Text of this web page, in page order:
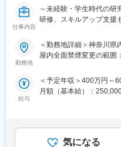
ています。
リアや現職に関する相談
当社では入社後も技術
あたって、アカデミー制
いただくなどのサポート
学んだ内容や取得した資
り、技術者としての価値
れます。
仕事内容
～未経験・学生時代の研
研修、スキルアップ支援
■業務内容：
各種化学メーカーの開発
・プラスチック添加剤の
・工業薬品の混合・造粒
※ご経験スキルに応じて
勤務地
＜勤務地詳細＞神奈川県
屋内全面禁煙変更の範囲
給与
＜予定年収＞400万円～
月額（基本給）：
の金額であり、選考を通
額)は固定手当を含めた表
気になる